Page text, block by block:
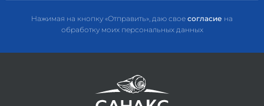
Нажимая на кнопку «Отправить», даю свое согласие на
обработку моих персональных данных